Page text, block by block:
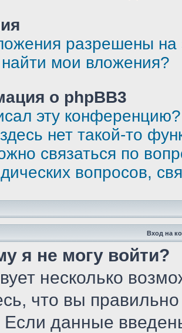
разрешены
мои вложения?
о phpBB3
эту конференцию?
нет такой-то
связаться по
вопросов,
Вход на
я не могу войти?
несколько
что вы
Если данные